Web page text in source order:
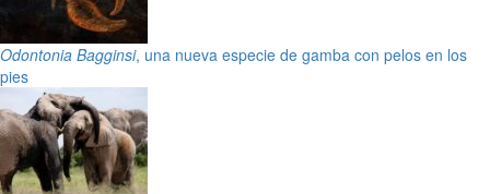
Odontonia Bagginsi, una nueva especie de gamba con pelos en los
pies